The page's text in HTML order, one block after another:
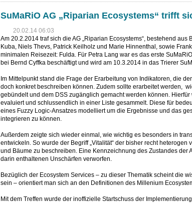
SuMaRiO AG „Riparian Ecosystems“ trifft
20.02.14 06:03
Am 20.2.2014 traf sich die AG „Riparian Ecosystems“, bestehend
Kuba, Niels Thevs, Patrick Keilholz und Marie Hinnenthal, sowie
minimalen Reisezeit: Fulda. Für Petra Lang war es das erste
bei Bernd Cyffka beschäftigt und wird am 10.3.2014 in das Trierer
Im Mittelpunkt stand die Frage der Erarbeitung von Indikatoren, die
doch konkret beschreiben können. Zudem sollte erarbeitet werden,
gebündelt und dem DSS zugänglich gemacht werden können.
evaluiert und schlussendlich in einer Liste gesammelt. Diese für
eines Fuzzy Logic-Ansatzes modelliert um die Ergebnisse und das
integrieren zu können.
Außerdem zeigte sich wieder einmal, wie wichtig es besonders in
entwickeln. So wurde der Begriff „Vitalität“ der bisher recht
und Bäume zu beschreiben. Eine Kennzeichnung des Zustandes
darin enthaltenen Unschärfen verworfen.
Bezüglich der Ecosystem Services – zu dieser Thematik scheint die
sein – orientiert man sich an den Definitionen des Millenium
Mit dem Treffen wurde der inoffizielle Startschuss der